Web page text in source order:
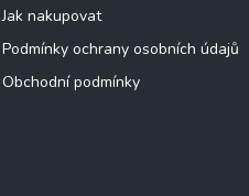
Jak nakupovat
Podmínky ochrany osobních údajů
Obchodní podmínky